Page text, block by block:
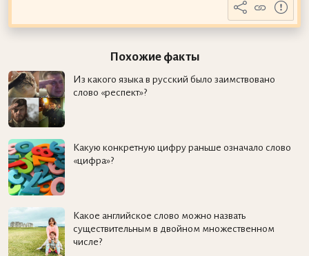
Похожие факты
Из какого языка в русский было заимствовано
слово «респект»?
Какую конкретную цифру раньше означало слово
«цифра»?
Какое английское слово можно назвать
существительным в двойном множественном
числе?